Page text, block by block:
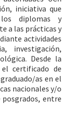
iniciativa que
diplomas y
a las prácticas y
actividades
investigación,
Desde la
certificado de
as en el
nacionales y/o
entre